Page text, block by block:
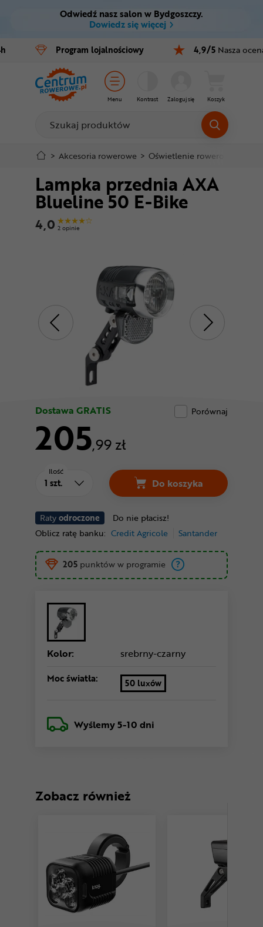
Ctrl M
Menu główne
Informacje o produkcie
Do koszyka
Szczegółowe informacje
Stopka
Mapa strony
Odwiedź nasz salon w Bydgoszczy.
Dowiedz się więcej
Program lojalnościowy 4,9/5 Nasza
Menu Kontrast Zaloguj się Koszyk
Rowery
E-bike
Części
Akcesoria
Odzież
Kaski
Buty
Superoferta
> Akcesoria rowerowe > Oświetlenie rowerowe
Lampka przednia AXA
Blueline 50 E-Bike
4,0 2 opinie
Dostawa GRATIS Porównaj
205,99 zł
Ratyodroczone
Do nie płacisz!
Oblicz ratę banku: Credit Agricole Santander
Ilość
Do koszyka
205 punktów w programie
Kolor: srebrny-czarny
Moc światła: 50 luxów
Wyślemy5-10 dni
Zobacz również